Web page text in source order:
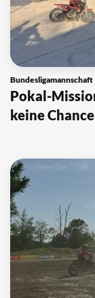
Bundesligamannschaft
Pokal-
keine Chance